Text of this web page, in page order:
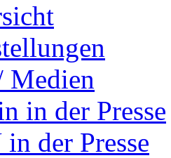
Medien
in der Presse
in der Presse